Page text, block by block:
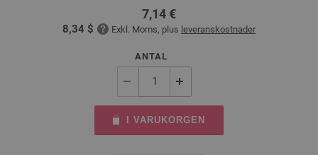
7,14 €
8,34 $ Exkl. Moms, plus leveranskostnader
ANTAL
I VARUKORGEN